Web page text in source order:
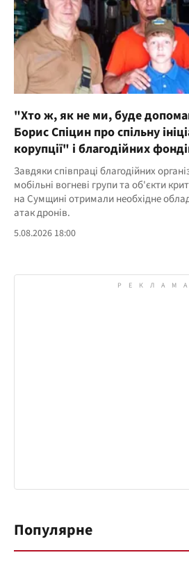
"Хто ж, як не ми, буде
Борис Спіцин про спільну
корупції" і благодійних
Завдяки співпраці благодійних
мобільні вогневі групи та об'єкти
на Сумщині отримали необхідне
атак дронів.
5.08.2026 18:00
Популярне